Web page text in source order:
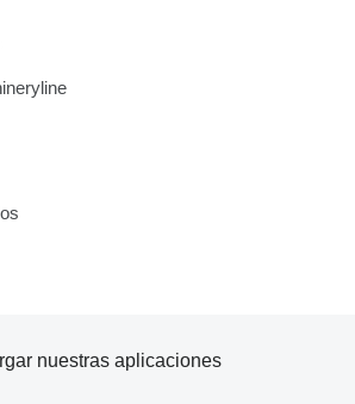
nuestras aplicaciones